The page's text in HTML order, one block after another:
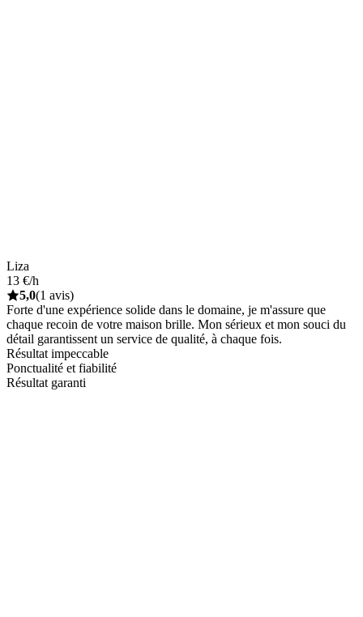
Liza
13 €/h
5,0(1 avis)
Forte d'une expérience solide dans le domaine, je m'assure que
chaque recoin de votre maison brille. Mon sérieux et mon souci du
détail garantissent un service de qualité, à chaque fois.
Résultat impeccable
Ponctualité et fiabilité
Résultat garanti